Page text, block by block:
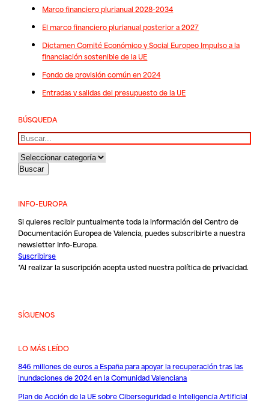
Marco financiero plurianual 2028-2034
El marco financiero plurianual posterior a 2027
Dictamen Comité Económico y Social Europeo Impulso a la
financiación sostenible de la UE
Fondo de provisión común en 2024
Entradas y salidas del presupuesto de la UE
BÚSQUEDA
Buscar
INFO-EUROPA
Si quieres recibir puntualmente toda la información del Centro de
Documentación Europea de Valencia, puedes subscribirte a nuestra
newsletter Info-Europa.
Suscribirse
*Al realizar la suscripción acepta usted nuestrapolítica de privacidad.
SÍGUENOS
LO MÁS LEÍDO
846 millones de euros a España para apoyar la recuperación tras las
inundaciones de 2024 en la Comunidad Valenciana
Plan de Acción de la UE sobre Ciberseguridad e Inteligencia Artificial